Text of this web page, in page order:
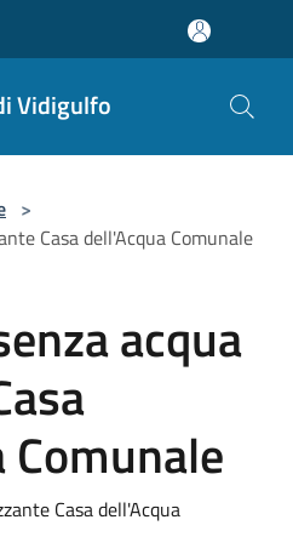
Vidigulfo
>
Casa dell'Acqua Comunale
acqua
Casa dell'Acqua